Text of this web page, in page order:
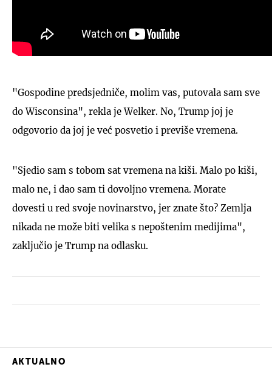
"Gospodine predsjedniče, molim vas, putovala sam sve
do Wisconsina", rekla je Welker. No, Trump joj je
odgovorio da joj je već posvetio i previše vremena.
"Sjedio sam s tobom sat vremena na kiši. Malo po kiši,
malo ne, i dao sam ti dovoljno vremena. Morate
dovesti u red svoje novinarstvo, jer znate što? Zemlja
nikada ne može biti velika s nepoštenim medijima",
zaključio je Trump na odlasku.
AKTUALNO